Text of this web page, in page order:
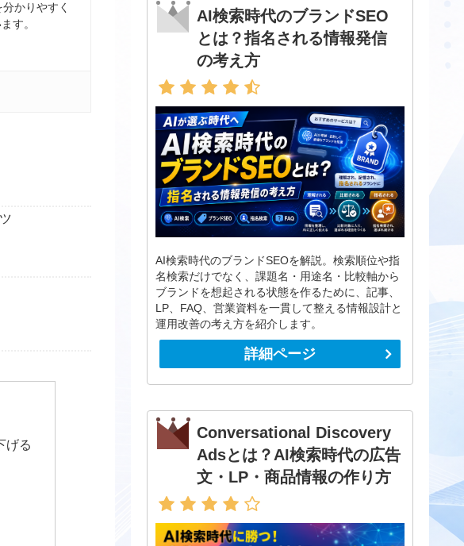
かりやすく
す。
げる
AI検索時代のブランドSEO
とは？指名される情報発信
の考え方
AI検索時代のブランドSEOを解説。検索順位や指
名検索だけでなく、課題名・用途名・比較軸から
ブランドを想起される状態を作るために、記事、
LP、FAQ、営業資料を一貫して整える情報設計と
運用改善の考え方を紹介します。
詳細ページ
Conversational Discovery
Adsとは？AI検索時代の広告
文・LP・商品情報の作り方